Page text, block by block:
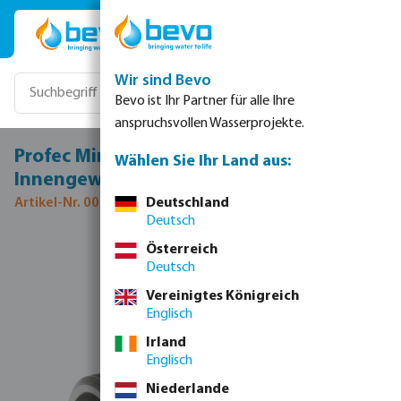
Zum Hauptinhalt springen
Profec Minikugelhahn Edelstahl 316 1/2"
Innengewinde x Außengewinde 40bar
Artikel-Nr. 0091018
Bildergalerie überspringen
Wir sind Bevo
Bevo ist Ihr Partner für alle Ihre
anspruchsvollen Wasserprojekte.
Wählen Sie Ihr Land aus:
Deutschland
Deutsch
Österreich
Deutsch
Vereinigtes Königreich
Englisch
Irland
Englisch
Niederlande